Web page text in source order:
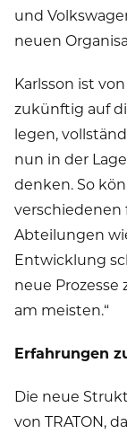
und
neuen
Karlsson ist
zukünftig auf
legen,
nun in der
denken. So
Abteilungen
Entwicklung
neue Prozesse
am meisten.“
Erfahrungen
Die neue
von TRATON,